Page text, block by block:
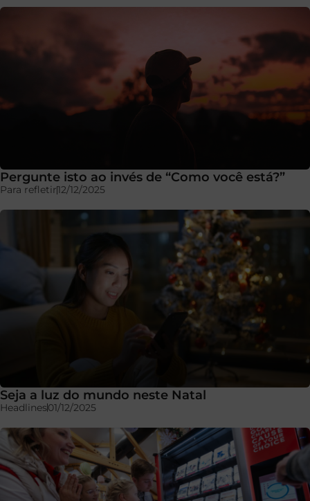
Pergunte isto ao invés de “Como você está?”
Para refletir12/12/2025
Seja a luz do mundo neste Natal
Headlines01/12/2025